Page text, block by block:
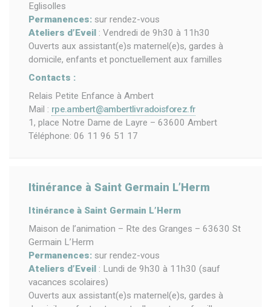
Eglisolles
Permanences: sur rendez-vous
Ateliers d’Eveil : Vendredi de 9h30 à 11h30
Ouverts aux assistant(e)s maternel(e)s, gardes à
domicile, enfants et ponctuellement aux familles
Contacts :
Relais Petite Enfance à Ambert
Mail : rpe.ambert@ambertlivradoisforez.fr
1, place Notre Dame de Layre – 63600 Ambert
Téléphone: 06 11 96 51 17
Itinérance à Saint Germain L’Herm
Itinérance à Saint Germain L’Herm
Maison de l’animation – Rte des Granges – 63630 St
Germain L’Herm
Permanences: sur rendez-vous
Ateliers d’Eveil : Lundi de 9h30 à 11h30 (sauf
vacances scolaires)
Ouverts aux assistant(e)s maternel(e)s, gardes à